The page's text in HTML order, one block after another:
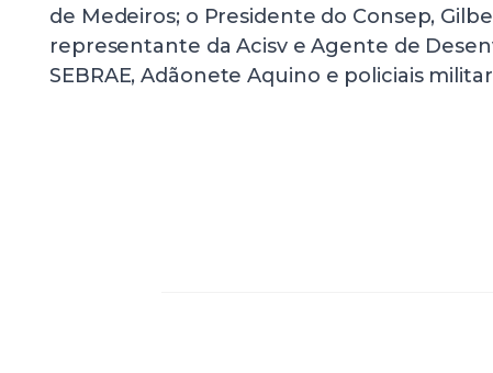
de Medeiros; o Presidente do Consep,
representante da Acisv e Agente de
SEBRAE, Adãonete Aquino e policiais